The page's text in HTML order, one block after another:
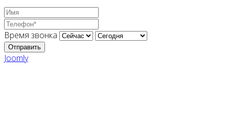
Время звонка
Отправить
Joomly